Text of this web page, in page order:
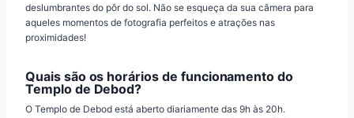
deslumbrantes do pôr do sol. Não se esqueça da sua câmera para
aqueles momentos de fotografia perfeitos e atrações nas
proximidades!
Quais são os horários de funcionamento do
Templo de Debod?
O Templo de Debod está aberto diariamente das 9h às 20h.